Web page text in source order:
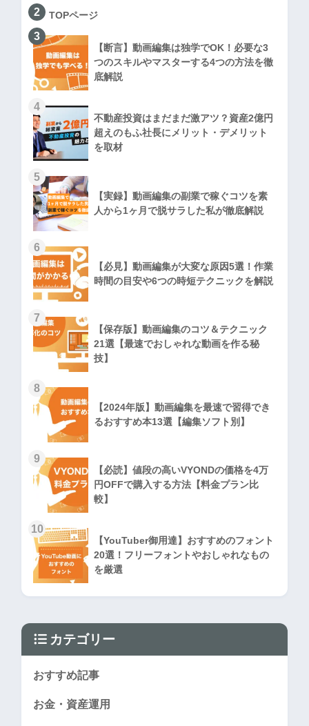
2 TOPページ
3
【断言】動画編集は独学でOK！必要な3
つのスキルやマスターする4つの方法を徹
底解説
4
不動産投資はまだまだ激アツ？資産2億円
超えのもふ社長にメリット・デメリット
を取材
5
【実録】動画編集の副業で稼ぐコツを素
人から1ヶ月で脱サラした私が徹底解説
6
【必見】動画編集が大変な原因5選！作業
時間の目安や6つの時短テクニックを解説
7
【保存版】動画編集のコツ＆テクニック
21選【最速でおしゃれな動画を作る秘
技】
8
【2024年版】動画編集を最速で習得でき
るおすすめ本13選【編集ソフト別】
9
【必読】値段の高いVYONDの価格を4万
円OFFで購入する方法【料金プラン比
較】
10
【YouTuber御用達】おすすめのフォント
20選！フリーフォントやおしゃれなもの
を厳選
カテゴリー
おすすめ記事
お金・資産運用